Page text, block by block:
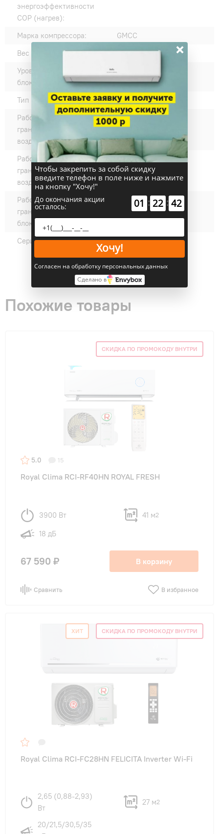
энергоэффективности
COP (нагрев):
Марка компрессора:
GMCC
Вес внешнего блока, кг:
24.6
Уровень шума наружного
блока, дБ(А):
Тип компрессора:
Ротационный
Рабочие температурные
границы наружного
воздуха (охлаждение) °C:
+18 - +43
Рабочие температурные
границы наружного
воздуха (нагрев) °C:
-7 - +24
Рабочие температурные
границы внутреннего
блока (охлаждение) °C:
+18 - +43
Серии: TRIUMPH
Похожие товары
СКИДКА ПО ПРОМОКОДУ ВНУТРИ
5.0 15
Royal Clima RCI-RF40HN ROYAL FRESH
3900 Вт 41 м2
18 дБ
67 590 ₽ В корзину
Сравнить В избранное
ХИТ СКИДКА ПО ПРОМОКОДУ ВНУТРИ
Royal Clima RCI-FC28HN FELICITA Inverter Wi-Fi
2,65 (0,88-2,93)
Вт
27 м2
20/21,5/30,5/35
×
Чтобы закрепить за собой скидку
введите телефон в поле ниже и нажмите
на кнопку "Хочу!"
До окончания акции
осталось: 01 : 22 : 41
Хочу!
Согласен на обработку персональных данных
Сделано в